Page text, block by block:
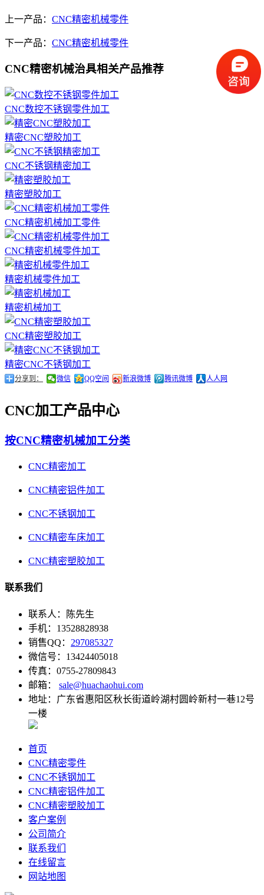
上一产品： CNC精密机械零件
下一产品： CNC精密机械零件
CNC精密机械治具相关产品推荐
CNC数控不锈钢零件加工
精密CNC塑胶加工
CNC不锈钢精密加工
精密塑胶加工
CNC精密机械加工零件
CNC精密机械零件加工
精密机械零件加工
精密机械加工
CNC精密塑胶加工
精密CNC不锈钢加工
分享到： 微信 QQ空间 新浪微博 腾讯微博 人人网
CNC加工产品中心
按CNC精密机械加工分类
CNC精密加工
CNC精密铝件加工
CNC不锈钢加工
CNC精密车床加工
CNC精密塑胶加工
联系我们
联系人：陈先生
手机：13528828938
销售QQ： 297085327
微信号：13424405018
传真：0755-27809843
邮箱： sale@huachaohui.com
地址：广东省惠阳区秋长街道岭湖村圆岭新村一巷12号
一楼
首页
CNC精密零件
CNC不锈钢加工
CNC精密铝件加工
CNC精密塑胶加工
客户案例
公司简介
联系我们
在线留言
网站地图